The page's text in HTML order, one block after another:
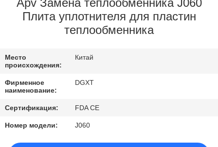
КОНТРОЛЬ
КОНТАКТНЫЕ
ДАННЫЕ
ОТПРАВИТЬ
ЗАПРОС
Apv Замена теплообменника J060
Плита уплотнителя для пластин
теплообменника
Место
происхождения:
Китай
Фирменное
наименование:
DGXT
Сертификация: FDA CE
Номер модели: J060